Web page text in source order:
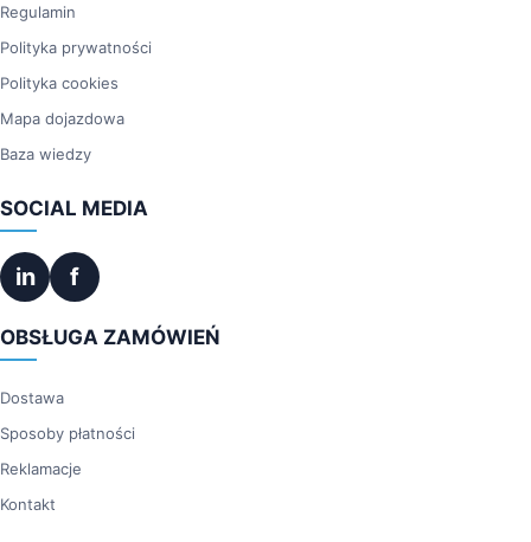
Regulamin
Polityka prywatności
Polityka cookies
Mapa dojazdowa
Baza wiedzy
SOCIAL MEDIA
in f
OBSŁUGA ZAMÓWIEŃ
Dostawa
Sposoby płatności
Reklamacje
Kontakt